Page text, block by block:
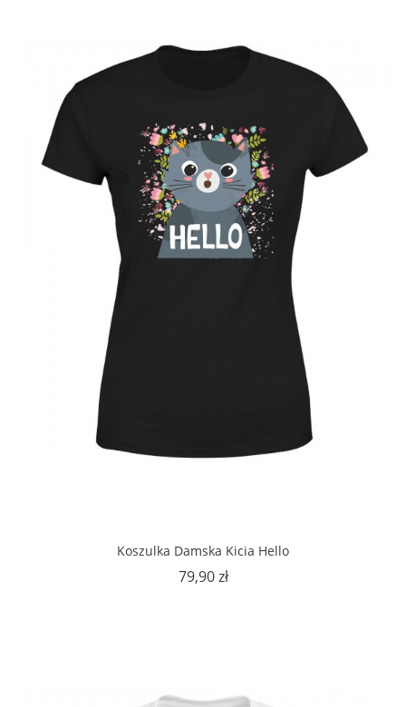
Koszulka Damska Kicia Hello
79,90 złCena